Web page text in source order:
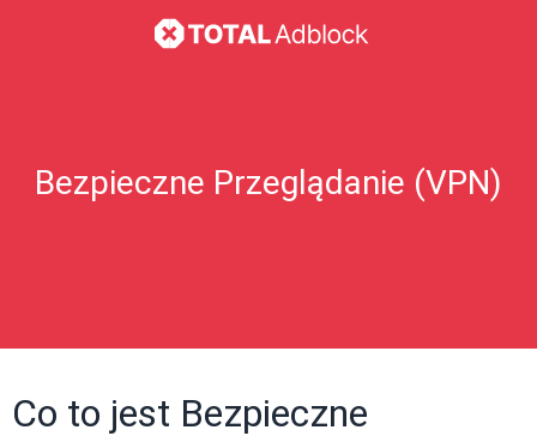
Bezpieczne Przeglądanie (VPN)
Co to jest Bezpieczne